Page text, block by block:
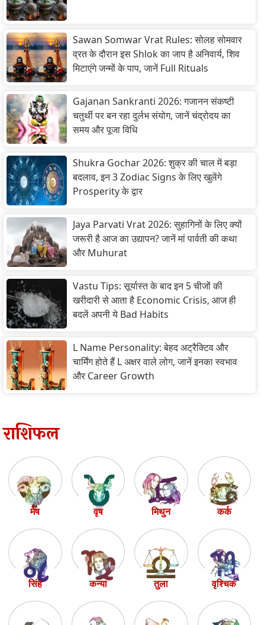
Sawan Somwar Vrat Rules: सोलह सोमवार
व्रत के दौरान इस Shlok का जाप है अनिवार्य, शिव
मिटाएंगे जन्मों के पाप, जानें Full Rituals
Gajanan Sankranti 2026: गजानन संकष्टी
चतुर्थी पर बन रहा दुर्लभ संयोग, जानें चंद्रोदय का
समय और पूजा विधि
Shukra Gochar 2026: शुक्र की चाल में बड़ा
बदलाव, इन 3 Zodiac Signs के लिए खुलेंगे
Prosperity के द्वार
Jaya Parvati Vrat 2026: सुहागिनों के लिए क्यों
जरूरी है आज का उद्यापन? जानें मां पार्वती की कथा
और Muhurat
Vastu Tips: सूर्यास्त के बाद इन 5 चीजों की
खरीदारी से आता है Economic Crisis, आज ही
बदलें अपनी ये Bad Habits
L Name Personality: बेहद अट्रैक्टिव और
चार्मिंग होते हैं L अक्षर वाले लोग, जानें इनका स्वभाव
और Career Growth
राशिफल
मेष वृष मिथुन कर्क
सिंह कन्या तुला वृश्चिक